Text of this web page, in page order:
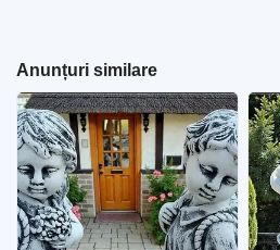
Anunțuri similare